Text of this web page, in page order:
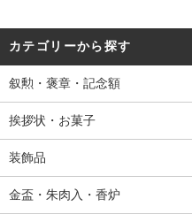
カテゴリーから探す
叙勲・褒章・記念額
挨拶状・お菓子
装飾品
金盃・朱肉入・香炉